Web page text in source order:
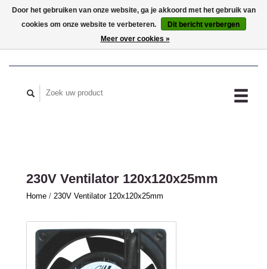
MIJN ACCOUNT
230V Ventilator 120x120x25mm
Home / 230V Ventilator 120x120x25mm
Door het gebruiken van onze website, ga je akkoord met het gebruik van
cookies om onze website te verbeteren.
Dit bericht verbergen
Meer over cookies »